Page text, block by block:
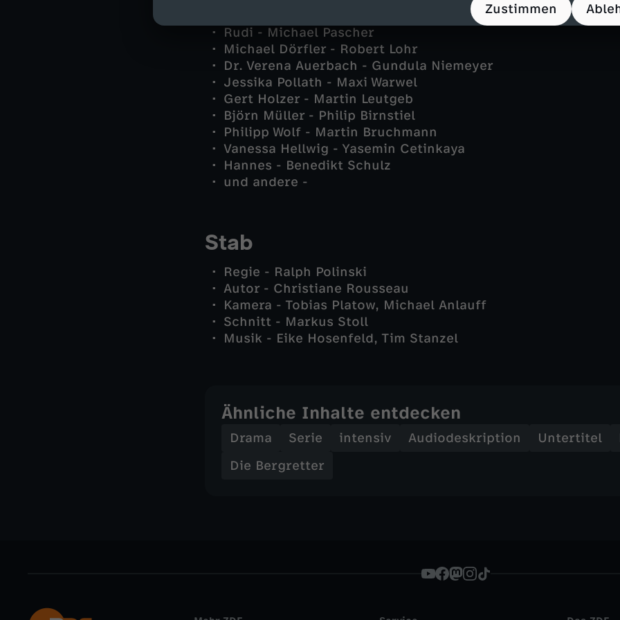
Zustimmen
Simon Plattner - Ferdinand Seebacher
Rudi - Michael Pascher
Michael Dörfler - Robert Lohr
Dr. Verena Auerbach - Gundula Niemeyer
Jessika Pollath - Maxi Warwel
Gert Holzer - Martin Leutgeb
Björn Müller - Philip Birnstiel
Philipp Wolf - Martin Bruchmann
Vanessa Hellwig - Yasemin Cetinkaya
Hannes - Benedikt Schulz
und andere -
Stab
Regie - Ralph Polinski
Autor - Christiane Rousseau
Kamera - Tobias Platow, Michael Anlauff
Schnitt - Markus Stoll
Musik - Eike Hosenfeld, Tim Stanzel
Ähnliche Inhalte entdecken
Drama Serie intensiv Audiodeskription Untertitel
Die Bergretter